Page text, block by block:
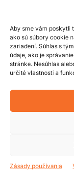
Aby sme vám poskytli
ako sú súbory cookie
zariadení. Súhlas s
údaje, ako je
stránke. Nesúhlas
určité vlastnosti a
Zásady používania